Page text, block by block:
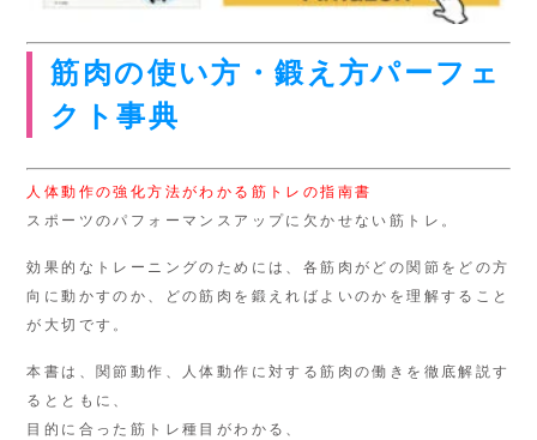
筋肉の使い方・鍛え方パーフェ
クト事典
人体動作の強化方法がわかる筋トレの指南書
スポーツのパフォーマンスアップに欠かせない筋トレ。
効果的なトレーニングのためには、各筋肉がどの関節をどの方
向に動かすのか、どの筋肉を鍛えればよいのかを理解すること
が大切です。
本書は、関節動作、人体動作に対する筋肉の働きを徹底解説す
るとともに、
目的に合った筋トレ種目がわかる、